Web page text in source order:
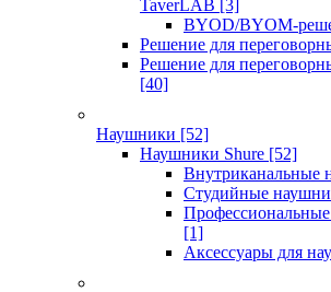
TaverLAB [3]
BYOD/BYOM-
Решение для
Решение для
[40]
Наушники [52]
Наушники Shure [52]
Внутриканальные
Студийные
[1]
Аксессуары для